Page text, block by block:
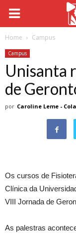
Home Campus
Campus
Unisanta
de
por Caroline Leme -
Os cursos de
Clínica da
VIII Jornada de
As palestras